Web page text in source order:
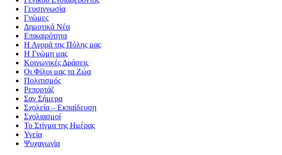
Γευσιγνωσία
Γνώμες
Δημοτικά Νέα
Επικαιρότητα
Η Αγορά της Πόλης μας
Η Γνώμη μας
Κοινωνικές Δράσεις
Οι Φίλοι μας τα Ζώα
Πολιτισμός
Ρεπορτάζ
Σαν Σήμερα
Σχολεία – Εκπαίδευση
Σχολιασμοί
Το Στίγμα της Ημέρας
Υγεία
Ψυχαγωγία